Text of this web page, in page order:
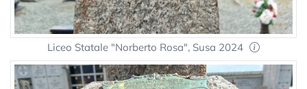
Liceo Statale "Norberto Rosa", Susa 2024